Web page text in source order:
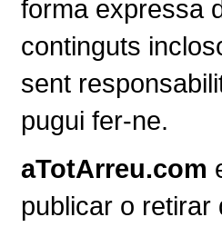
forma expressa
continguts
sent
pugui fer-ne.
aTotArreu.com
publicar o retirar